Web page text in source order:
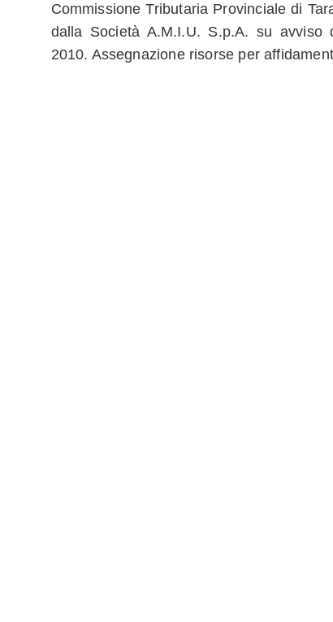
Commissione Tributaria Provinciale di
dalla Società A.M.I.U. S.p.A. su avviso
2010. Assegnazione risorse per